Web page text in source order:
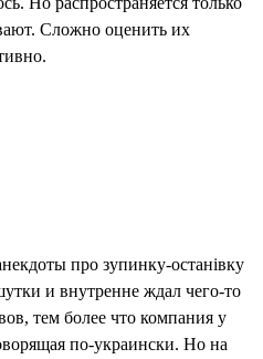
Сложно оценить их
про зупинку-останiвку
и внутренне ждал чего-то
тем более что компания у
по-украински. Но на